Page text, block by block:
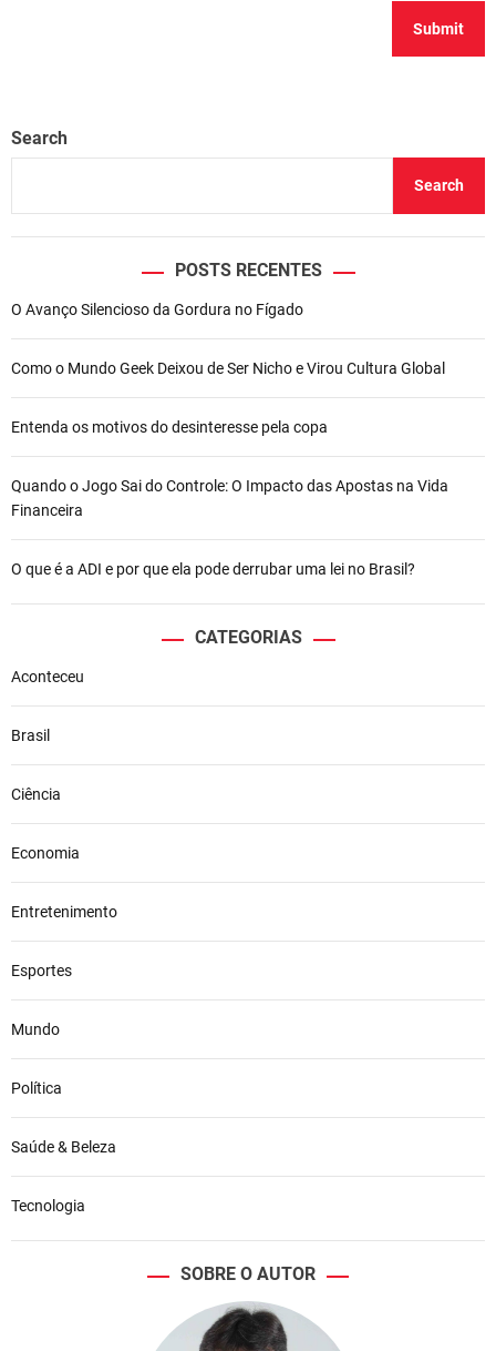
Search
Search
POSTS RECENTES
O Avanço Silencioso da Gordura no Fígado
Como o Mundo Geek Deixou de Ser Nicho e Virou Cultura Global
Entenda os motivos do desinteresse pela copa
Quando o Jogo Sai do Controle: O Impacto das Apostas na Vida
Financeira
O que é a ADI e por que ela pode derrubar uma lei no Brasil?
CATEGORIAS
Aconteceu
Brasil
Ciência
Economia
Entretenimento
Esportes
Mundo
Política
Saúde & Beleza
Tecnologia
SOBRE O AUTOR